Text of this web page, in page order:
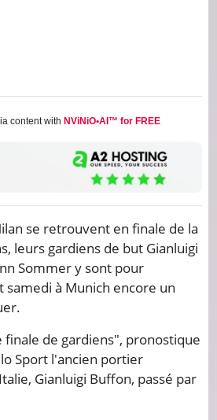
content with NViNiO•AI™ for FREE
se retrouvent en finale de la
leurs gardiens de but Gianluigi
Sommer y sont pour
samedi à Munich encore un
finale de gardiens", pronostique
Sport l'ancien portier
Gianluigi Buffon, passé par